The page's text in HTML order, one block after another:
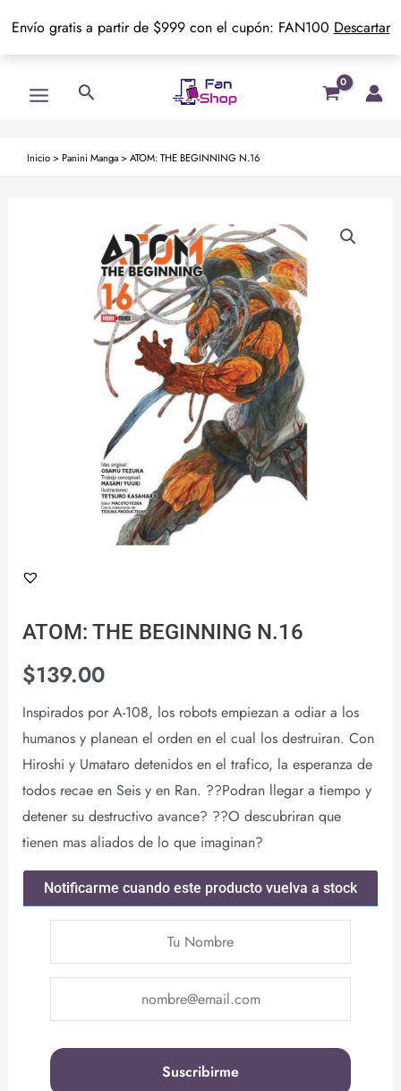
Envío gratis a partir de $999 con el cupón: FAN100 Descartar
Menu
Buscar
Inicio> Panini Manga>ATOM: THE BEGINNING N.16
ATOM: THE BEGINNING N.16
$139.00
Inspirados por A-108, los robots empiezan a odiar a los
humanos y planean el orden en el cual los destruiran. Con
Hiroshi y Umataro detenidos en el trafico, la esperanza de
todos recae en Seis y en Ran. ??Podran llegar a tiempo y
detener su destructivo avance? ??O descubriran que
tienen mas aliados de lo que imaginan?
Notificarme cuando este producto vuelva a stock